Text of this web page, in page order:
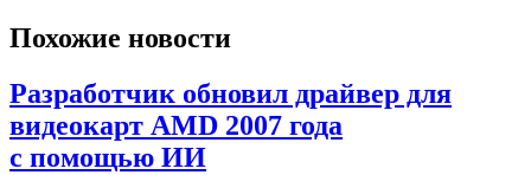
Похожие новости
Разработчик обновил драйвер для
видеокарт AMD 2007 года
с помощью ИИ